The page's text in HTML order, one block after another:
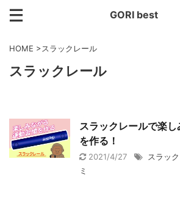
GORI best
HOME >スラックレール
スラックレール
スラックレールで楽
を作る！
2021/4/27 スラッ
ミ